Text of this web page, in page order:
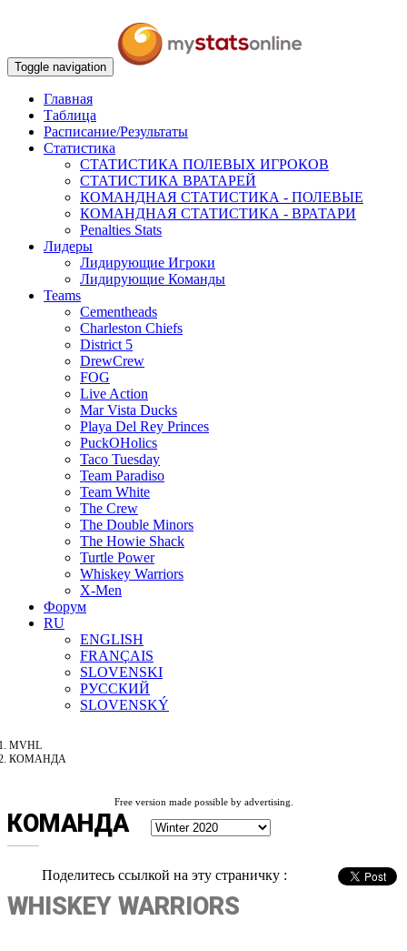
Toggle navigation
Главная
Таблица
Расписание/Результаты
Статистика
СТАТИСТИКА ПОЛЕВЫХ ИГРОКОВ
СТАТИСТИКА ВРАТАРЕЙ
КОМАНДНАЯ СТАТИСТИКА - ПОЛЕВЫЕ
КОМАНДНАЯ СТАТИСТИКА - ВРАТАРИ
Penalties Stats
Лидеры
Лидирующие Игроки
Лидирующие Команды
Teams
Cementheads
Charleston Chiefs
District 5
DrewCrew
FOG
Live Action
Mar Vista Ducks
Playa Del Rey Princes
PuckOHolics
Taco Tuesday
Team Paradiso
Team White
The Crew
The Double Minors
The Howie Shack
Turtle Power
Whiskey Warriors
X-Men
Форум
RU
ENGLISH
FRANÇAIS
SLOVENSKI
РУССКИЙ
SLOVENSKÝ
MVHL
КОМАНДА
Free version made possible by advertising.
КОМАНДА
Поделитесь ссылкой на эту страничку :
WHISKEY WARRIORS